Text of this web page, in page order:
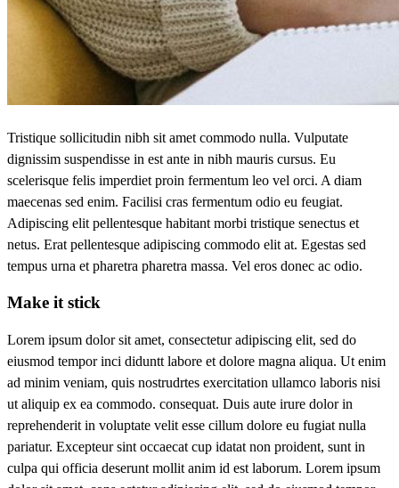
Tristique sollicitudin nibh sit amet commodo nulla. Vulputate
dignissim suspendisse in est ante in nibh mauris cursus. Eu
scelerisque felis imperdiet proin fermentum leo vel orci. A diam
maecenas sed enim. Facilisi cras fermentum odio eu feugiat.
Adipiscing elit pellentesque habitant morbi tristique senectus et
netus. Erat pellentesque adipiscing commodo elit at. Egestas sed
tempus urna et pharetra pharetra massa. Vel eros donec ac odio.
Make it stick
Lorem ipsum dolor sit amet, consectetur adipiscing elit, sed do
eiusmod tempor inci diduntt labore et dolore magna aliqua. Ut enim
ad minim veniam, quis nostrudrtes exercitation ullamco laboris nisi
ut aliquip ex ea commodo. consequat. Duis aute irure dolor in
reprehenderit in voluptate velit esse cillum dolore eu fugiat nulla
pariatur. Excepteur sint occaecat cup idatat non proident, sunt in
culpa qui officia deserunt mollit anim id est laborum. Lorem ipsum